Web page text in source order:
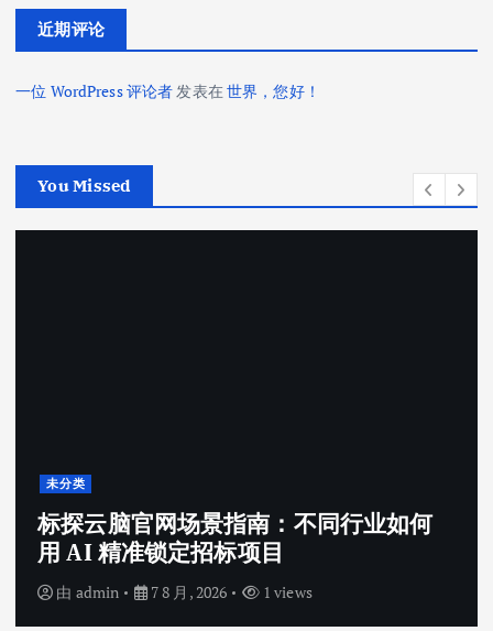
近期评论
一位 WordPress 评论者发表在世界，您好！
You Missed
未分类
标探云脑官网场景指南：不同行业如何
用 AI 精准锁定招标项目
由 admin 7 8 月, 2026 1 views